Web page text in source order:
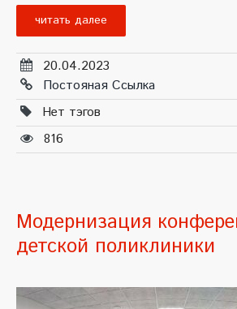
читать далее
20.04.2023
Постояная Ссылка
Нет тэгов
816
Модернизация
детской поликлиники